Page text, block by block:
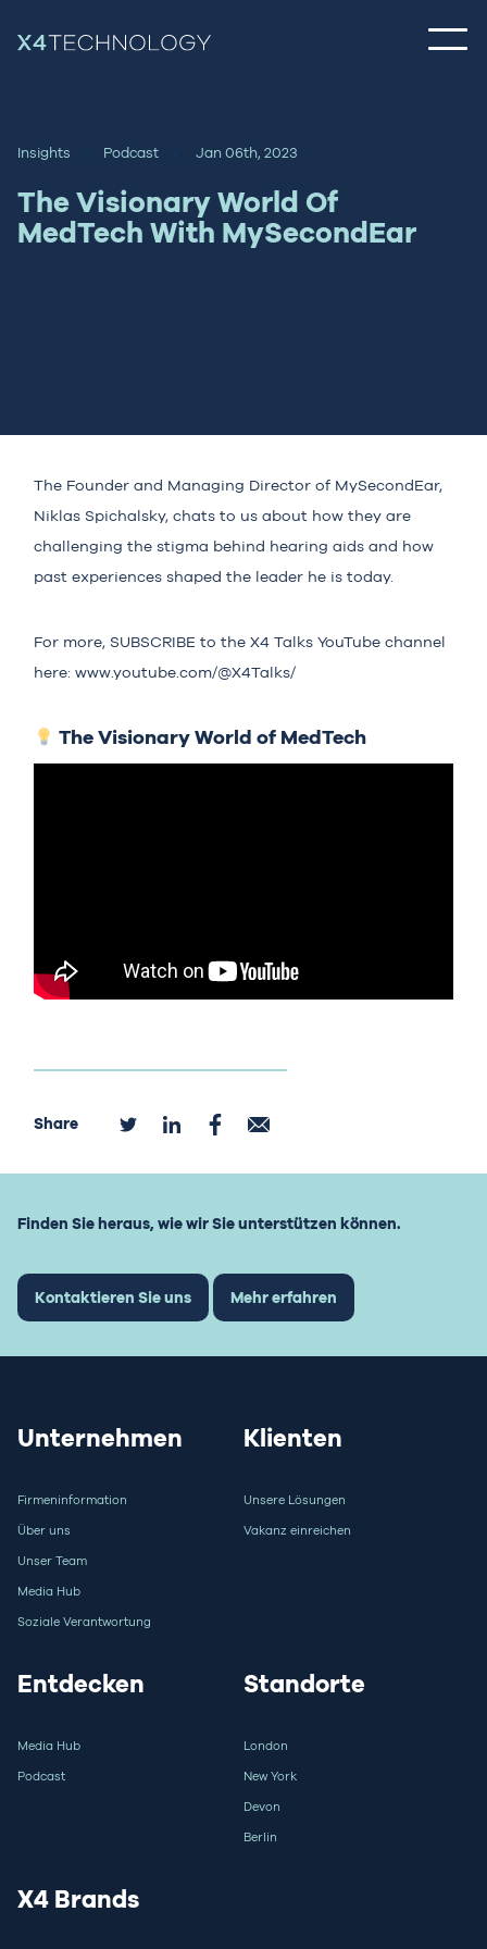
Insights Podcast Jan 06th, 2023
The Visionary World Of
MedTech With MySecondEar
The Founder and Managing Director of MySecondEar,
Niklas Spichalsky, chats to us about how they are
challenging the stigma behind hearing aids and how
past experiences shaped the leader he is today.
For more, SUBSCRIBE to the X4 Talks YouTube channel
here: www.youtube.com/@X4Talks/
The Visionary World of MedTech
Share
Finden Sie heraus, wie wir Sie unterstützen können.
Kontaktieren Sie uns Mehr erfahren
Unternehmen
Firmeninformation
Über uns
Unser Team
Media Hub
Soziale Verantwortung
Klienten
Unsere Lösungen
Vakanz einreichen
Entdecken
Media Hub
Podcast
Standorte
London
New York
Devon
Berlin
X4 Brands